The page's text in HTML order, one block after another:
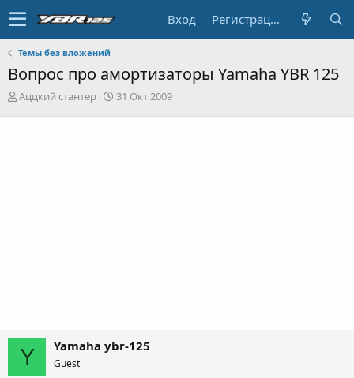
Вход Регистрация
Темы без вложений
Вопрос про амортизаторы Yamaha YBR 125
А
Аццкий стантер
Д
31 Окт 2009
Y Yamaha ybr-125
Guest